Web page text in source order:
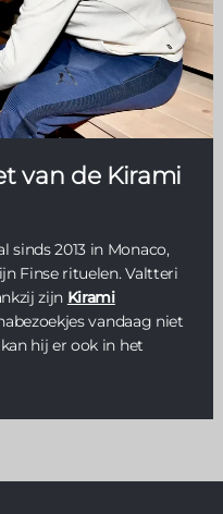
van de Kirami
sinds 2013 in Monaco,
Finse rituelen. Valtteri
zijn Kirami
vandaag niet
hij er ook in het